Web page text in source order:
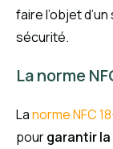
faire l’objet
sécurité.
La norme
Lanorme NFC
pourgarantir